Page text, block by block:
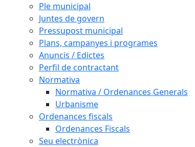
Ple municipal
Juntes de govern
Pressupost municipal
Plans, campanyes i programes
Anuncis / Edictes
Perfil de contractant
Normativa
Normativa / Ordenances Generals
Urbanisme
Ordenances fiscals
Ordenances Fiscals
Seu electrònica